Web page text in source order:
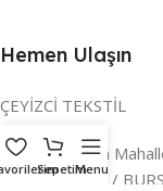
Hemen Ulaşın
ÇEYİZCİ TEKSTİL
Adres:Reyhan
/ a Osmangazi /
SepetimMenu